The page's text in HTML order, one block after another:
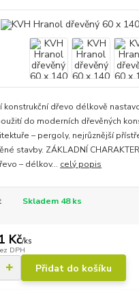
konstrukční dřevo délkově
do moderních dřevěných
– pergoly, nejrůznější
stavby. ZÁKLADNÍ
– délkov... celý popis
Skladem 48 ks
Kč/ks
DPH
Přidat do košíku